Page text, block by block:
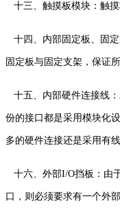
十三、触摸板模块：触
十四、内部固定板、固
固定板与固定支架，保证
十五、内部硬件连接线
份的接口都是采用模块化
多的硬件连接还是采用有
十六、外部I/O挡板：由
口，则必须要求有一个外